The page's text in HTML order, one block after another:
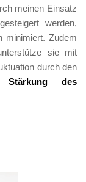
meinen Einsatz
werden,
minimiert. Zudem
sie mit
Stärkung des